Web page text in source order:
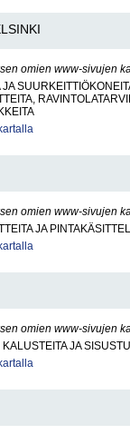
omien www-sivujen
omien www-sivujen
JA
omien www-sivujen
JA